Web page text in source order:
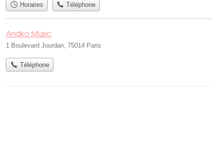
Horaires Téléphone
Andko Music
1 Boulevard Jourdan, 75014 Paris
Téléphone